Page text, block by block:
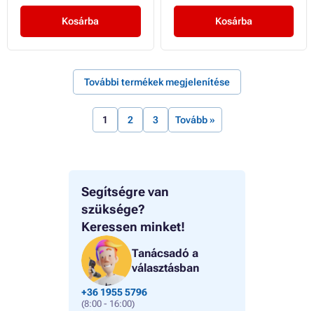
Segítségre van
szüksége?
Keressen minket!
Tanácsadó a
választásban
+36 1955 5796
(8:00 - 16:00)
Kosárba Kosárba
További termékek megjelenítése
1 2 3 Tovább »